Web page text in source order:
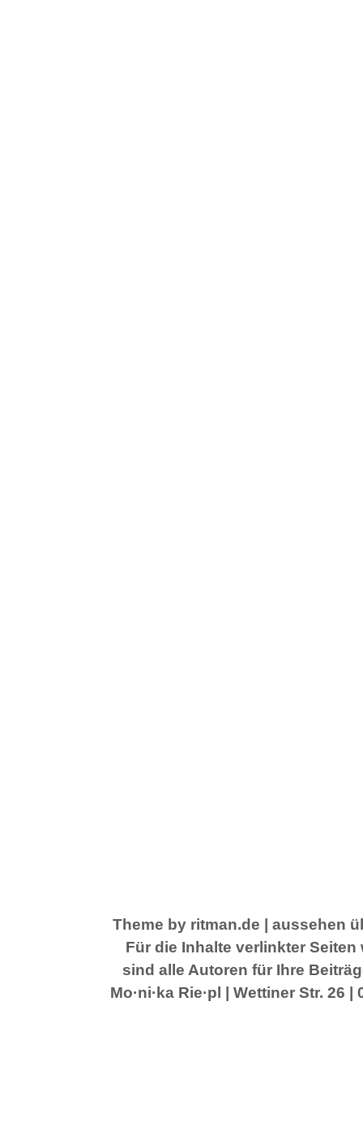
Theme by ritman.de | aussehen
Für die Inhalte verlinkter
sind alle Autoren für Ihre
Mo·ni·ka Rie·pl | Wettiner Str. 26